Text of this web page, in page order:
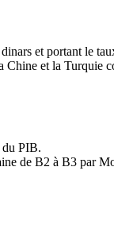
et portant le
et la Turquie
du PIB.
de B2 à B3 par